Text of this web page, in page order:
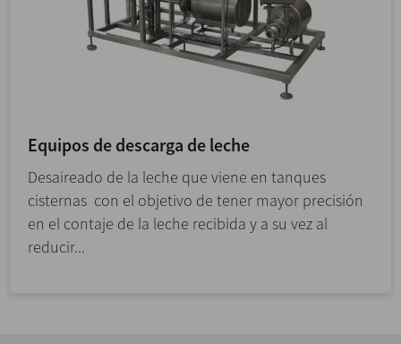
Equipos de descarga de leche
Desaireado de la leche que viene en tanques
cisternas con el objetivo de tener mayor precisión
en el contaje de la leche recibida y a su vez al
reducir...